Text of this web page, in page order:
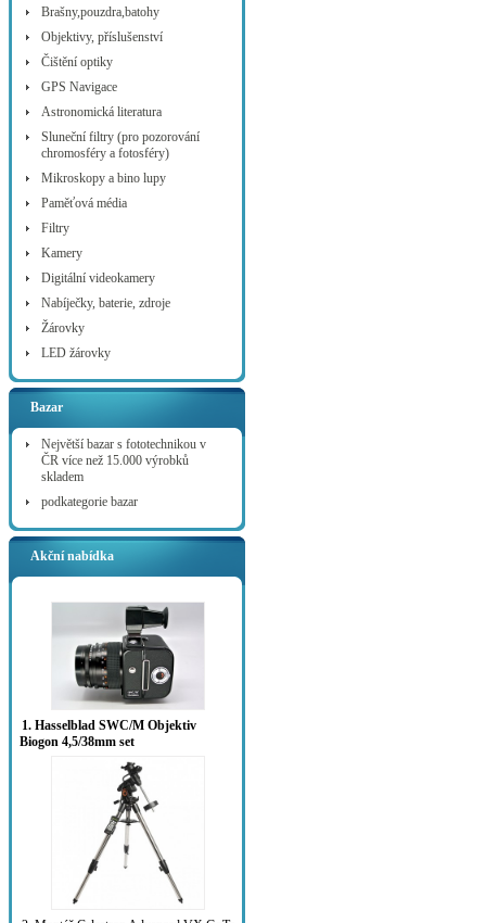
Brašny,pouzdra,batohy
Objektivy, příslušenství
Čištění optiky
GPS Navigace
Astronomická literatura
Sluneční filtry (pro pozorování
chromosféry a fotosféry)
Mikroskopy a bino lupy
Paměťová média
Filtry
Kamery
Digitální videokamery
Nabíječky, baterie, zdroje
Žárovky
LED žárovky
Bazar
Největší bazar s fototechnikou v
ČR více než 15.000 výrobků
skladem
podkategorie bazar
Akční nabídka
1. Hasselblad SWC/M Objektiv
Biogon 4,5/38mm set